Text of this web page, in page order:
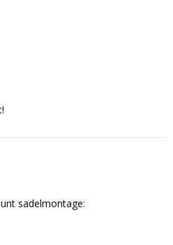
sadelmontage: